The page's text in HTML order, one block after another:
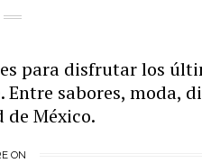
para disfrutar los
sabores, moda,
de México.
ON